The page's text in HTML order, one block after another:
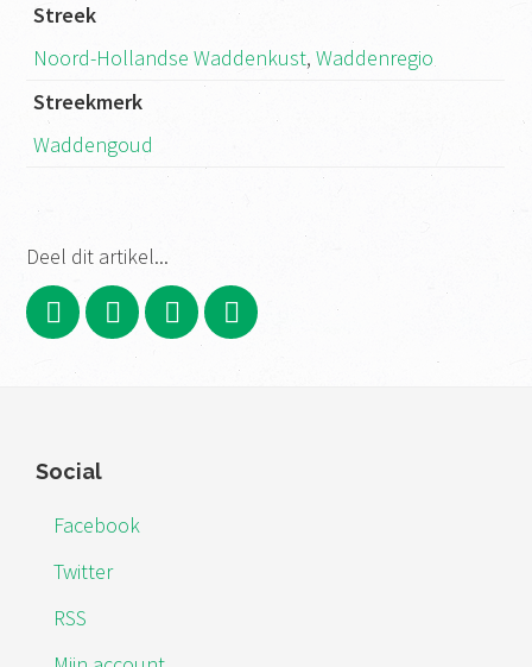
Streek
Noord-Hollandse Waddenkust,Waddenregio
Streekmerk
Waddengoud
Deel dit artikel...
Footer
Social
Facebook
Twitter
RSS